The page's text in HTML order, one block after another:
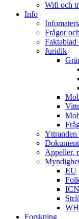
Wifi och
Info
Frågor
Faktablad
Juridik
Yttranden
Appeller,
EU
Forskning